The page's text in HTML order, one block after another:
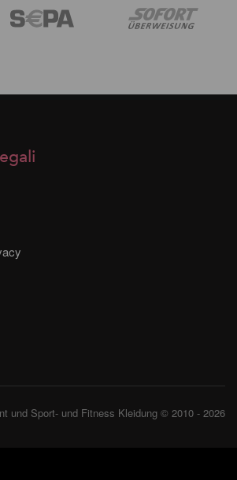
und Sport- und Fitness Kleidung © 2010 - 2026